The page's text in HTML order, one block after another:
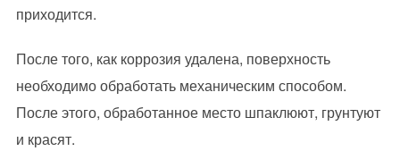
приходится.
После того, как коррозия удалена, поверхность
необходимо обработать механическим способом.
После этого, обработанное место шпаклюют, грунтуют
и красят.